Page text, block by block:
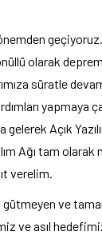
olarak
süratle
yapmaya
Açık
Ağı tam
verelim.
gütmeyen ve
ve asıl